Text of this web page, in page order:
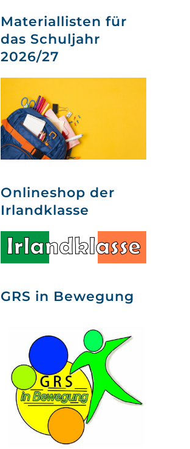
Materiallisten für
das Schuljahr
2026/27
Onlineshop der
Irlandklasse
GRS in Bewegung